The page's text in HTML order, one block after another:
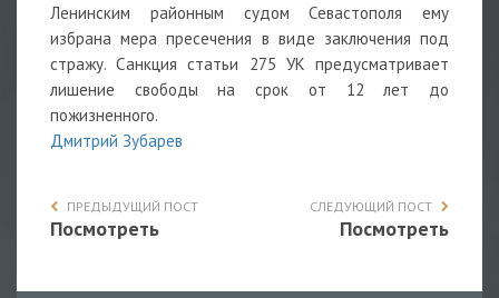
Ленинским районным судом Севастополя ему
избрана мера пресечения в виде заключения под
стражу. Санкция статьи 275 УК предусматривает
лишение свободы на срок от 12 лет до
пожизненного.
Дмитрий Зубарев
ПРЕДЫДУЩИЙ ПОСТ
Посмотреть
СЛЕДУЮЩИЙ ПОСТ
Посмотреть